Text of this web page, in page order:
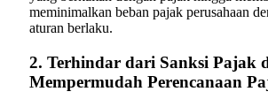
meminimalkan beban pajak perusahaan
aturan berlaku.
2. Terhindar dari Sanksi Pajak
Mempermudah Perencanaan